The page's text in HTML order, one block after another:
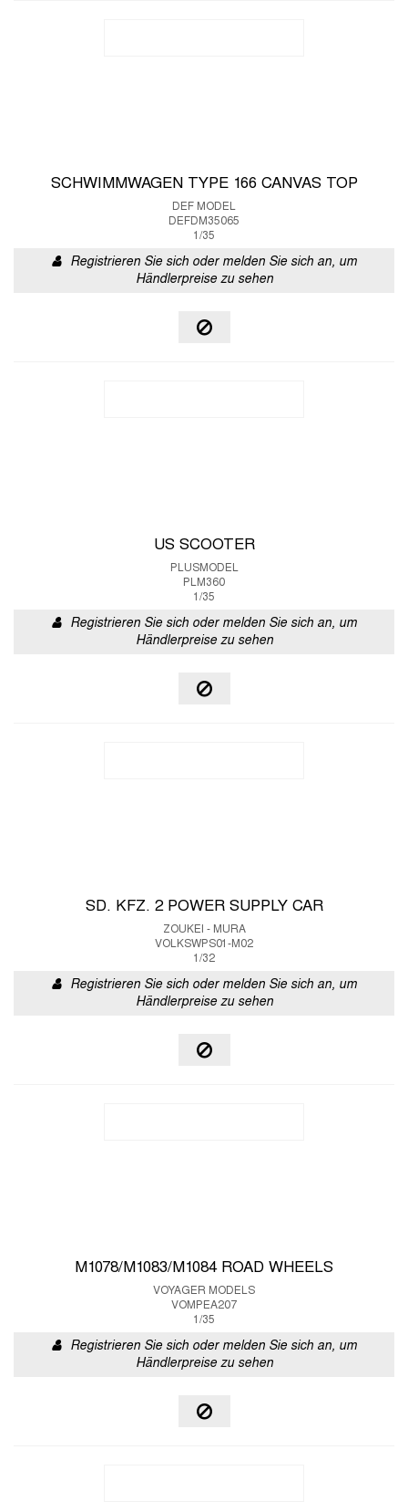
SCHWIMMWAGEN TYPE 166 CANVAS TOP
DEF MODEL
DEFDM35065
1/35
Registrieren Sie sich oder melden Sie sich an, um
Händlerpreise zu sehen
US SCOOTER
PLUSMODEL
PLM360
1/35
Registrieren Sie sich oder melden Sie sich an, um
Händlerpreise zu sehen
SD. KFZ. 2 POWER SUPPLY CAR
ZOUKEI - MURA
VOLKSWPS01-M02
1/32
Registrieren Sie sich oder melden Sie sich an, um
Händlerpreise zu sehen
M1078/M1083/M1084 ROAD WHEELS
VOYAGER MODELS
VOMPEA207
1/35
Registrieren Sie sich oder melden Sie sich an, um
Händlerpreise zu sehen